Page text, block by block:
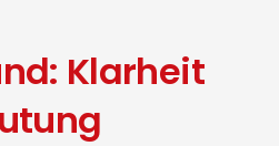
Klarheit